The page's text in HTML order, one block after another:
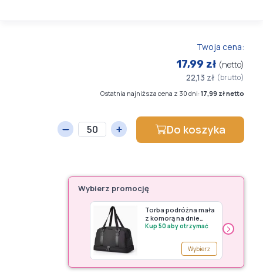
Twoja cena:
17,99 zł (netto)
22,13 zł (brutto)
Ostatnia najniższa cena z 30 dni:17,99 zł netto
Do koszyka
Wybierz promocję
Torba podróżna mała
z komorą na dnie
Puccini - premia G150
Kup 50 aby otrzymać
Wybierz
›